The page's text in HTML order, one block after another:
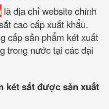
là địa chỉ website chính
cao cấp xuất khẩu.
cấp sản phẩm két xuất
trong nước tại các đại
két sắt được sản xuất